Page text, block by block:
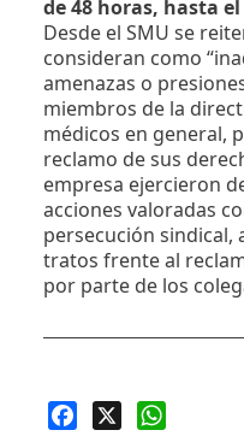
de 48 horas, hasta
Desde el SMU se
consideran como
amenazas o
miembros de la
médicos en general,
reclamo de sus
empresa ejercieron
acciones valoradas
persecución sindical,
tratos frente al
por parte de los
Facebook